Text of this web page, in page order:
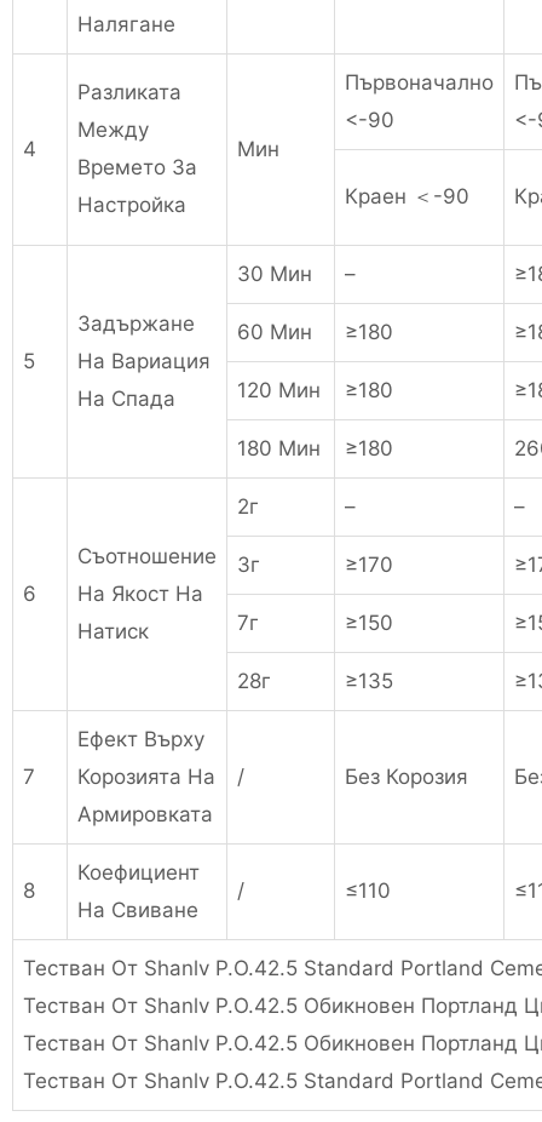
Налягане
4
Разликата
Между
Времето За
Настройка
Мин
Първоначално
<-90
<-
Краен ＜-90
5
Задържане
На Вариация
На Спада
30 Мин –
60 Мин ≥180
120 Мин ≥180
180 Мин ≥180
6
Съотношение
На Якост На
Натиск
2г – –
3г ≥170
7г ≥150
28г ≥135
7
Ефект Върху
Корозията На
Армировката
/ Без Корозия
8
Коефициент
На Свиване
/ ≤110
Тестван От Shanlv P.O.42.5 Standard Portland
Тестван От Shanlv P.O.42.5 Обикновен Портланд
Тестван От Shanlv P.O.42.5 Обикновен Портланд
Тестван От Shanlv P.O.42.5 Standard Portland